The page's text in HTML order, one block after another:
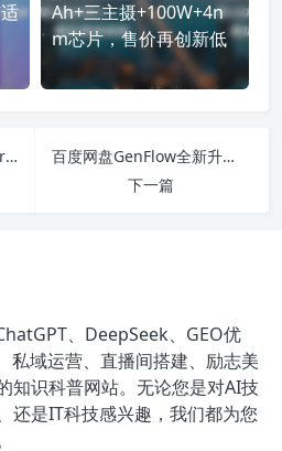
荣耀不讲武德，5200m
Ah+三主摄+100W+4n
m芯片，售价再创新低
、DeepSeek、GEO优
私域运营、直播间搭建、励志美
知识科普网站。无论您是对AI技
是IT科技感兴趣，我们都为您